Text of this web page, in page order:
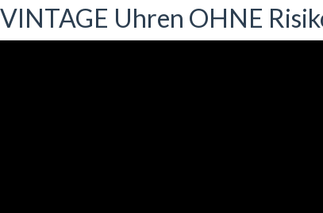
VINTAGE Uhren OHNE